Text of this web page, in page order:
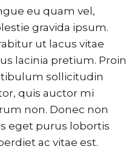
eu quam vel,
gravida ipsum.
ut lacus vitae
lacinia pretium. Proin
sollicitudin
quis auctor mi
non. Donec non
eget purus lobortis
ac vitae est.